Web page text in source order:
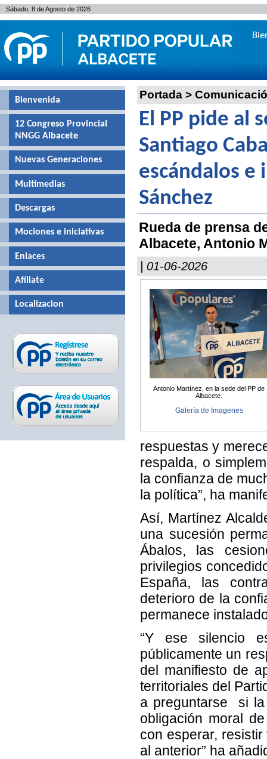
Portada >
El PP pide al
Santiago
escándalos e
Sánchez
Rueda de prensa
Albacete, Antonio
| 01-06-2026
Antonio Martínez, en la sede del PP de
Albacete.
Galería de Imagenes
respuestas y
respalda, o
la confianza de
la política”, ha
Así, Martínez
una sucesión
Ábalos, las
privilegios
España, las
deterioro de la
permanece
“Y ese silencio
públicamente un
del manifiesto de
territoriales del
a preguntarse si la
obligación moral
con esperar,
al anterior” ha
Bienvenida
12 Congreso Provincial
NNGG Albacete
Nuevas Generaciones
Multimedias
Descargas
Mociones e iniciativas
Enlaces
Afíliate
Localizacion
Sábado, 8 de Agosto de 2026